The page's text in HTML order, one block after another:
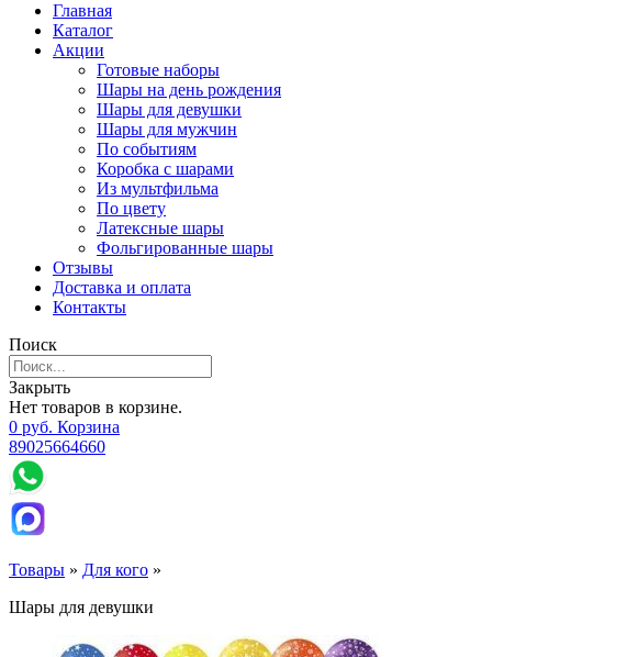
Главная
Каталог
Акции
Готовые наборы
Шары на день рождения
Шары для девушки
Шары для мужчин
По событиям
Коробка с шарами
Из мультфильма
По цвету
Латексные шары
Фольгированные шары
Отзывы
Доставка и оплата
Контакты
Поиск
Закрыть
Нет товаров в корзине.
0 руб. Корзина
89025664660
Товары » Для кого »
Шары для девушки